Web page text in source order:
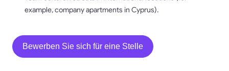
example, company apartments in Cyprus).
Bewerben Sie sich für eine Stelle